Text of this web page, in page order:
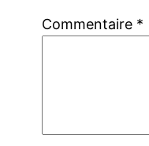
Commentaire *